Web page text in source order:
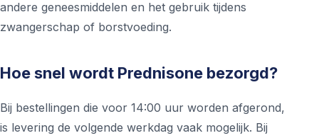
andere geneesmiddelen en het gebruik tijdens
zwangerschap of borstvoeding.
Hoe snel wordt Prednisone bezorgd?
Bij bestellingen die voor 14:00 uur worden afgerond,
is levering de volgende werkdag vaak mogelijk. Bij